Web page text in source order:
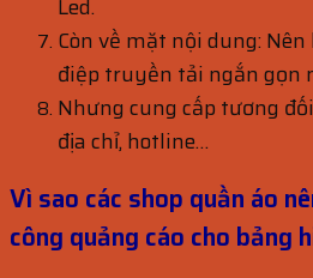
Led.
Còn về mặt nội dung:
điệp truyền tải ngắn gọn
Nhưng cung cấp tương
địa chỉ, hotline…
Vì sao các shop quần áo
công quảng cáo cho bảng